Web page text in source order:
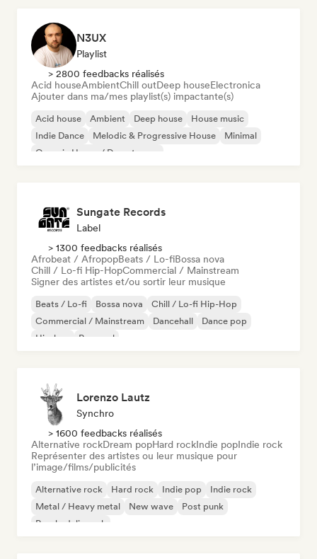
N3UX
Playlist
> 2800 feedbacks réalisés
Acid houseAmbientChill outDeep houseElectronica
Ajouter dans ma/mes playlist(s) impactante(s)
Acid house Ambient Deep house
House music
Indie Dance
Melodic & Progressive House
Minimal
Organic House / Downtempo
Sungate Records
Label
> 1300 feedbacks réalisés
Afrobeat / AfropopBeats / Lo-fiBossa nova
Chill / Lo-fi Hip-HopCommercial / Mainstream
Signer des artistes et/ou sortir leur musique
Beats / Lo-fi Bossa nova
Chill / Lo-fi Hip-Hop
Commercial / Mainstream
Dancehall
Dance pop
Hip-hop
Pop soul
Lorenzo Lautz
Synchro
> 1600 feedbacks réalisés
Alternative rockDream popHard rockIndie popIndie rock
Représenter des artistes ou leur musique pour
l’image/films/publicités
Alternative rock Hard rock Indie pop
Indie rock
Metal / Heavy metal
New wave
Post punk
Psychedelic rock